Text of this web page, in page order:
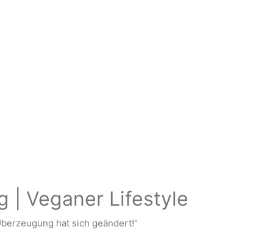
| Veganer Lifestyle
hat sich geändert!"